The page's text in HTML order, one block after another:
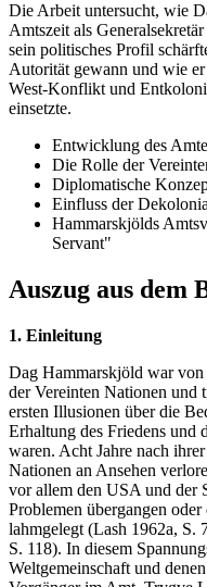
Die Arbeit untersucht, wie
Amtszeit als
sein politisches Profil
Autorität gewann und wie
West-Konflikt und
einsetzte.
Entwicklung des
Die Rolle der
Diplomatische
Einfluss der
Hammarskjölds
Servant"
Auszug aus dem
1. Einleitung
Dag Hammarskjöld war
der Vereinten Nationen und
ersten Illusionen über die
Erhaltung des Friedens
waren. Acht Jahre nach
Nationen an Ansehen
vor allem den USA und der
Problemen übergangen
lahmgelegt (Lash 1962a, S.
S. 118). In diesem
Weltgemeinschaft und